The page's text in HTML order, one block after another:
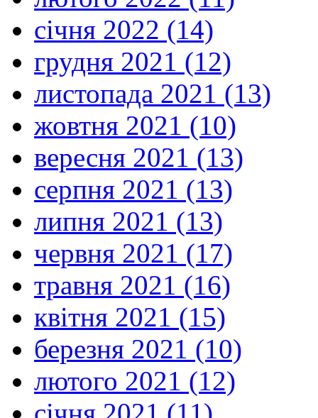
січня 2022 (14)
грудня 2021 (12)
листопада 2021 (13)
жовтня 2021 (10)
вересня 2021 (13)
серпня 2021 (13)
липня 2021 (13)
червня 2021 (17)
травня 2021 (16)
квітня 2021 (15)
березня 2021 (10)
лютого 2021 (12)